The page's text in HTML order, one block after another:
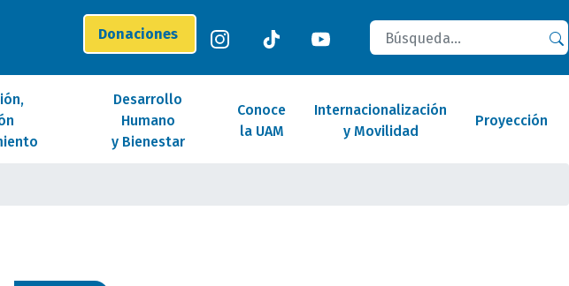
Donaciones
Buscar
Desarrollo
Humano
y Bienestar
Conoce
la UAM
Internacionalización
y Movilidad
Proyección